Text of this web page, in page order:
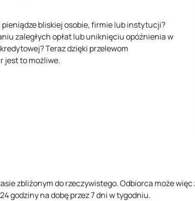
bliskiej osobie, firmie lub instytucji?
zaległych opłat lub uniknięciu opóźnienia w
Teraz dzięki przelewom
jest to możliwe.
zbliżonym do rzeczywistego. Odbiorca może
godziny na dobę przez 7 dni w tygodniu.